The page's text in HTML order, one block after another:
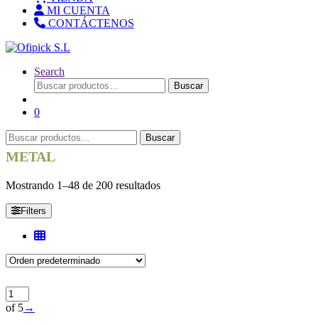
MI CUENTA
CONTÁCTENOS
Search
Buscar
por:
Buscar
0
Buscar
por:
Buscar
METAL
Mostrando 1–48 de 200 resultados
Filters
of 5→